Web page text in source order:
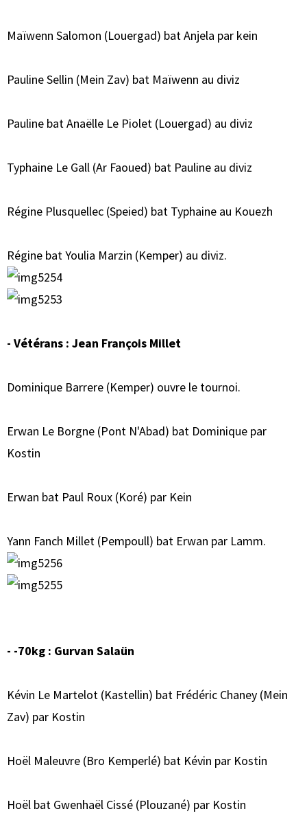
Maïwenn Salomon (Louergad) bat Anjela par kein
Pauline Sellin (Mein Zav) bat Maïwenn au diviz
Pauline bat Anaëlle Le Piolet (Louergad) au diviz
Typhaine Le Gall (Ar Faoued) bat Pauline au diviz
Régine Plusquellec (Speied) bat Typhaine au Kouezh
Régine bat Youlia Marzin (Kemper) au diviz.
- Vétérans : Jean François Millet
Dominique Barrere (Kemper) ouvre le tournoi.
Erwan Le Borgne (Pont N'Abad) bat Dominique par
Kostin
Erwan bat Paul Roux (Koré) par Kein
Yann Fanch Millet (Pempoull) bat Erwan par Lamm.
- -70kg : Gurvan Salaün
Kévin Le Martelot (Kastellin) bat Frédéric Chaney (Mein
Zav) par Kostin
Hoël Maleuvre (Bro Kemperlé) bat Kévin par Kostin
Hoël bat Gwenhaël Cissé (Plouzané) par Kostin